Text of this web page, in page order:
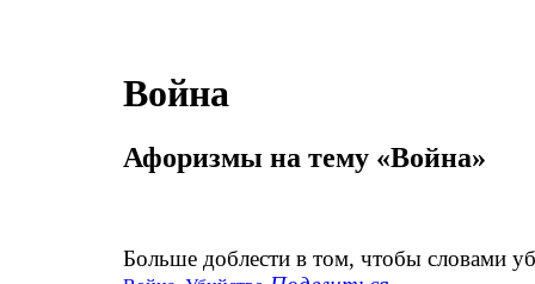
Война
Афоризмы на тему «Война»
Больше доблести в том, чтобы словами